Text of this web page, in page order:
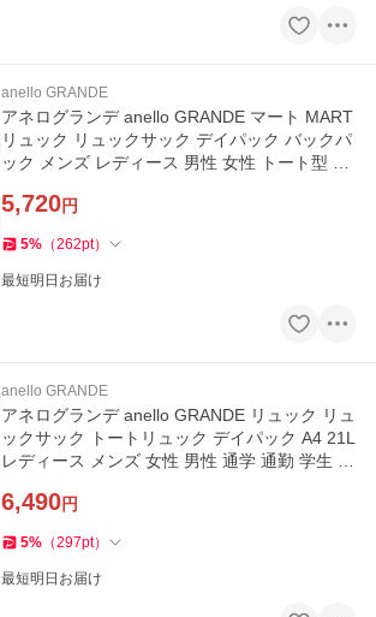
anello GRANDE
アネログランデ anello GRANDE マート MART
リュック リュックサック デイパック バックパ
ック メンズ レディース 男性 女性 トート型 A4
5,720円
5% （262pt）
最短明日お届け
anello GRANDE
アネログランデ anello GRANDE リュック リュ
ックサック トートリュック デイパック A4 21L
レディース メンズ 女性 男性 通学 通勤 学生 社
6,490円
5% （297pt）
最短明日お届け